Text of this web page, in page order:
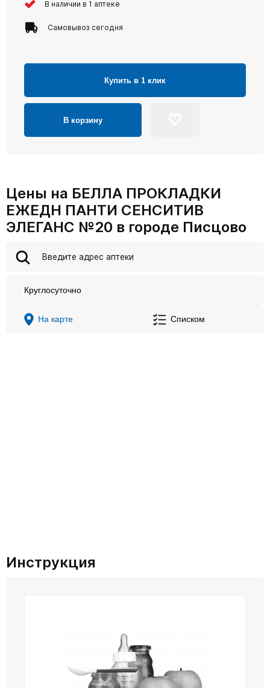
В наличии в 1 аптеке
Самовывоз сегодня
Купить в 1 клик
В корзину
Цены на БЕЛЛА ПРОКЛАДКИ
ЕЖЕДН ПАНТИ СЕНСИТИВ
ЭЛЕГАНС №20 в городе Писцово
Круглосуточно
На карте Списком
Инструкция